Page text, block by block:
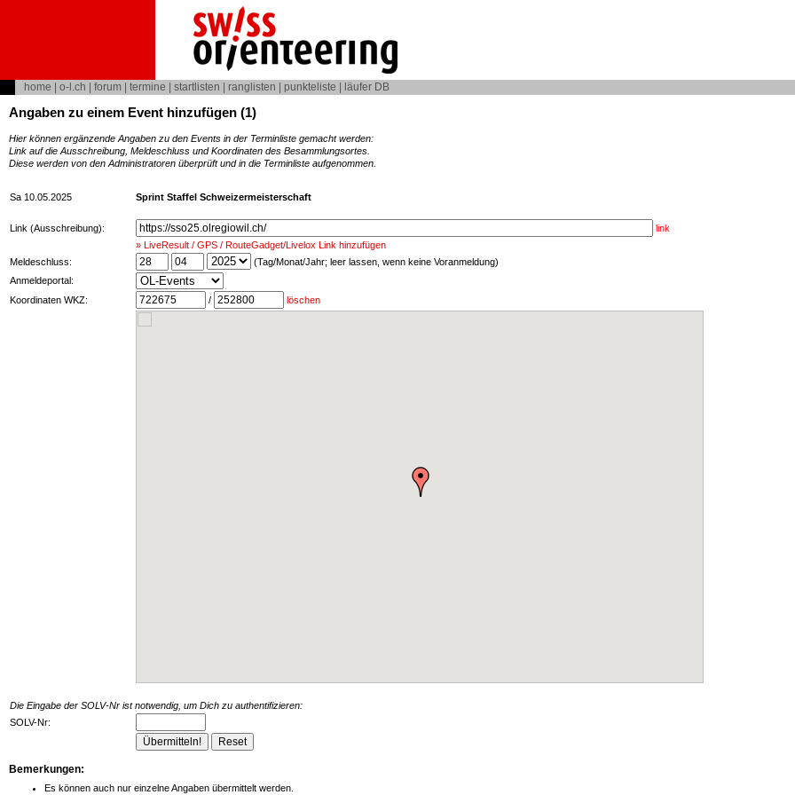
home o-l.ch forum termine startlisten ranglisten punkteliste läufer DB
Angaben zu einem Event hinzufügen (1)
Hier können ergänzende Angaben zu den Events in der Terminliste gemacht werden:
Link auf die Ausschreibung, Meldeschluss und Koordinaten des Besammlungsortes.
Diese werden von den Administratoren überprüft und in die Terminliste aufgenommen.
Sa 10.05.2025 Sprint Staffel Schweizermeisterschaft
Link (Ausschreibung):
link
» LiveResult / GPS / RouteGadget/Livelox Link hinzufügen
Meldeschluss:
(Tag/Monat/Jahr; leer lassen, wenn keine Voranmeldung)
Anmeldeportal:
Koordinaten WKZ:
/ löschen
Die Eingabe der SOLV-Nr ist notwendig, um Dich zu authentifizieren:
SOLV-Nr:
Bemerkungen:
Es können auch nur einzelne Angaben übermittelt werden.